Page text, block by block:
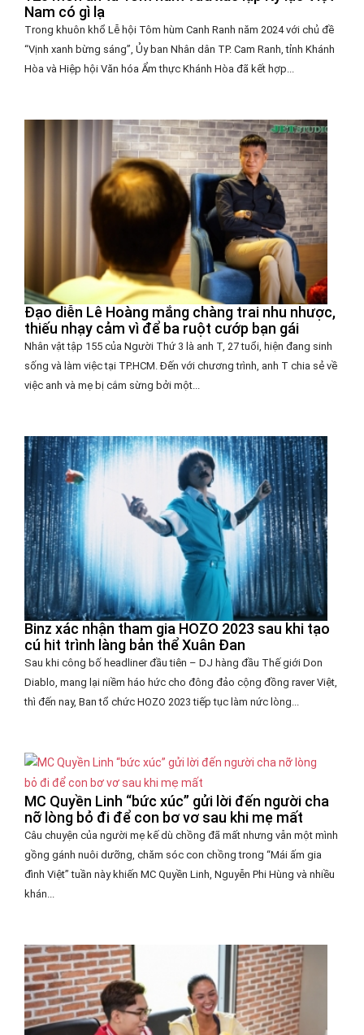
Nam có gì lạ
Trong khuôn khổ Lễ hội Tôm hùm Canh Ranh năm 2024 với chủ đề
“Vịnh xanh bừng sáng”, Ủy ban Nhân dân TP. Cam Ranh, tỉnh Khánh
Hòa và Hiệp hội Văn hóa Ẩm thực Khánh Hòa đã kết hợp...
Đạo diễn Lê Hoàng mắng chàng trai nhu nhược,
thiếu nhạy cảm vì để ba ruột cướp bạn gái
Nhân vật tập 155 của Người Thứ 3 là anh T, 27 tuổi, hiện đang sinh
sống và làm việc tại TP.HCM. Đến với chương trình, anh T chia sẻ về
việc anh và mẹ bị cắm sừng bởi một...
Binz xác nhận tham gia HOZO 2023 sau khi tạo
cú hit trình làng bản thể Xuân Đan
Sau khi công bố headliner đầu tiên – DJ hàng đầu Thế giới Don
Diablo, mang lại niềm háo hức cho đông đảo cộng đồng raver Việt,
thì đến nay, Ban tổ chức HOZO 2023 tiếp tục làm nức lòng...
MC Quyền Linh “bức xúc” gửi lời đến người cha
nỡ lòng bỏ đi để con bơ vơ sau khi mẹ mất
Câu chuyện của người mẹ kế dù chồng đã mất nhưng vẫn một mình
gồng gánh nuôi dưỡng, chăm sóc con chồng trong “Mái ấm gia
đình Việt” tuần này khiến MC Quyền Linh, Nguyễn Phi Hùng và nhiều
khán...